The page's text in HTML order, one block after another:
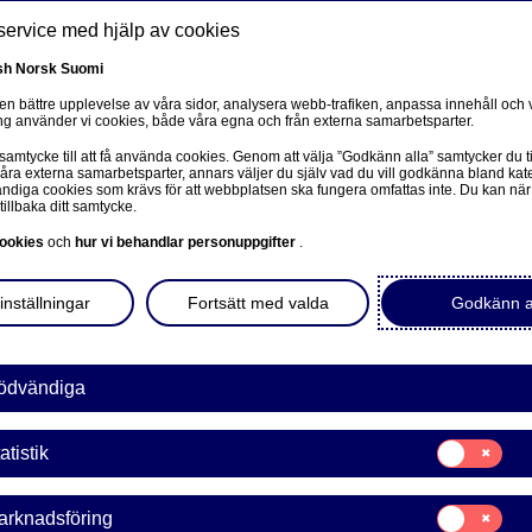
Om oss Investerare Nyheter & insikter
Insikter för företag
gick Thule in
automatisering
med hjälp av cookies
Norsk Suomi
bättre upplevelse av våra sidor, analysera webb-trafiken, anpassa innehåll och
använder vi cookies, både våra egna och från externa samarbetsparter.
till att få använda cookies. Genom att välja ”Godkänn alla” samtycker du
externa samarbetsparter, annars väljer du själv vad du vill godkänna bland
cookies som krävs för att webbplatsen ska fungera omfattas inte. Du kan
ditt samtycke.
och hur vi behandlar personuppgifter .
Godkänn
Fortsätt med valda
Samtycke
för:
Statistik
Samtycke